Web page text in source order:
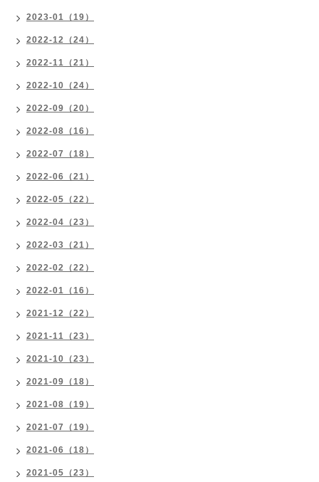
2023-01（19）
2022-12（24）
2022-11（21）
2022-10（24）
2022-09（20）
2022-08（16）
2022-07（18）
2022-06（21）
2022-05（22）
2022-04（23）
2022-03（21）
2022-02（22）
2022-01（16）
2021-12（22）
2021-11（23）
2021-10（23）
2021-09（18）
2021-08（19）
2021-07（19）
2021-06（18）
2021-05（23）